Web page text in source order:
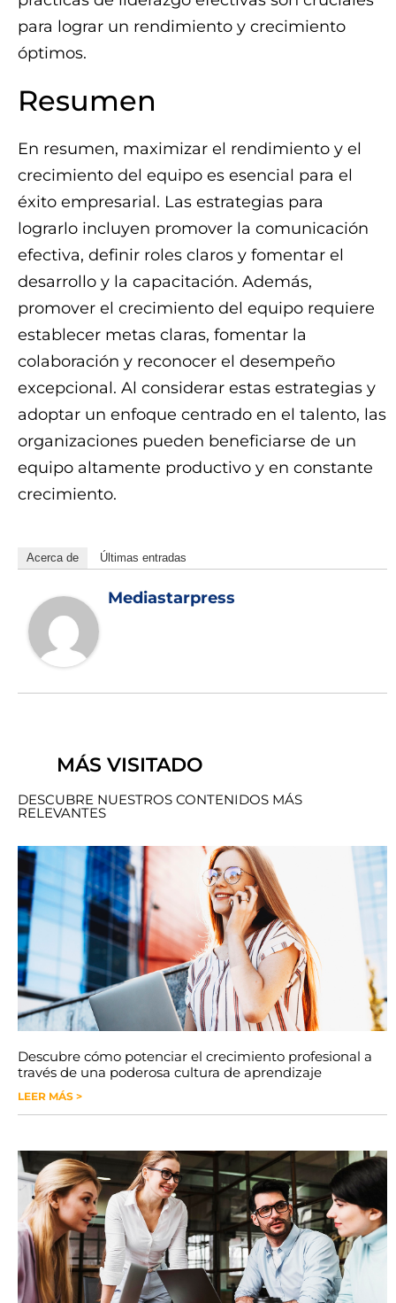
para lograr un rendimiento y crecimiento
óptimos.
Resumen
En resumen, maximizar el rendimiento y el
crecimiento del equipo es esencial para el
éxito empresarial. Las estrategias para
lograrlo incluyen promover la comunicación
efectiva, definir roles claros y fomentar el
desarrollo y la capacitación. Además,
promover el crecimiento del equipo requiere
establecer metas claras, fomentar la
colaboración y reconocer el desempeño
excepcional. Al considerar estas estrategias y
adoptar un enfoque centrado en el talento, las
organizaciones pueden beneficiarse de un
equipo altamente productivo y en constante
crecimiento.
Acerca de Últimas entradas
Mediastarpress
MÁS VISITADO
DESCUBRE NUESTROS CONTENIDOS MÁS
RELEVANTES
Descubre cómo potenciar el crecimiento profesional a
través de una poderosa cultura de aprendizaje
LEER MÁS >